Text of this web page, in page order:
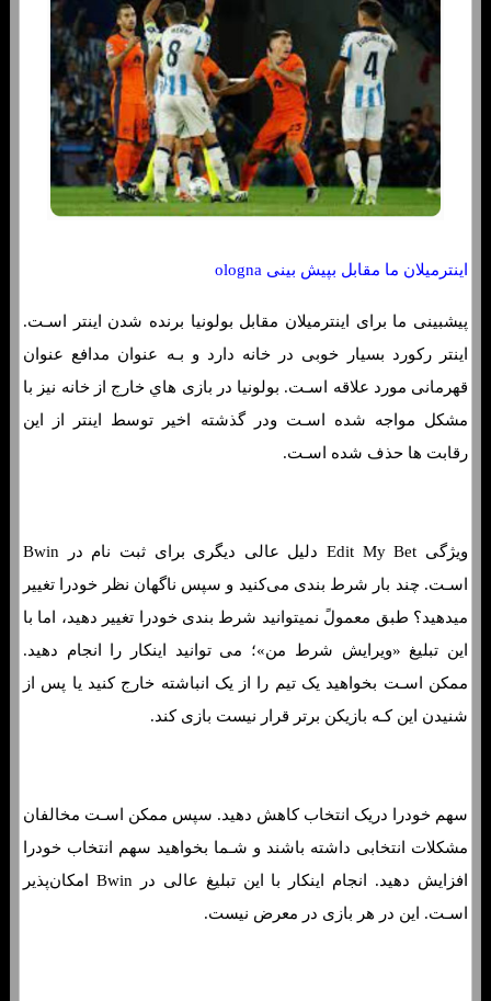
اینترمیلان ما مقابل بپیش بینی ologna
پیشبینی ما برای اینترمیلان مقابل بولونیا برنده شدن اینتر اسـت.
اینتر رکورد بسیار خوبی در خانه دارد و بـه عنوان مدافع عنوان
قهرمانی مورد علاقه اسـت. بولونیا در بازی هاي‌ خارج از خانه نیز با
مشکل مواجه شده اسـت ودر گذشته اخیر توسط اینتر از این
رقابت ها حذف شده اسـت.
ویژگی Edit My Bet دلیل عالی دیگری برای ثبت نام در Bwin
اسـت. چند بار شرط بندی می‌کنید و سپس ناگهان نظر خودرا تغییر
میدهید؟ طبق معمولً نمیتوانید شرط بندی خودرا تغییر دهید، اما با
این تبلیغ «ویرایش شرط من»؛ می توانید اینکار را انجام دهید.
ممکن اسـت بخواهید یک تیم را از یک انباشته خارج کنید یا پس از
شنیدن این کـه بازیکن برتر قرار نیست بازی کند.
سهم خودرا دریک انتخاب کاهش دهید. سپس ممکن اسـت مخالفان
مشکلات انتخابی داشته باشند و شـما بخواهید سهم انتخاب خودرا
افزایش دهید. انجام اینکار با این تبلیغ عالی در Bwin امکان‌پذیر
اسـت. این در هر بازی در معرض نیست.